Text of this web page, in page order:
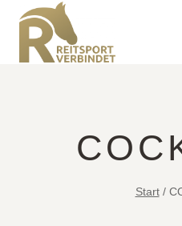
Inhalt
springen
Start /